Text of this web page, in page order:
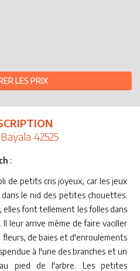
LES PRIX
42525
:
de petits cris joyeux, car les jeux
le nid des petites chouettes.
font tellement les folles dans
leur arrive même de faire vaciller
de baies et d'enroulements
à l'une des branches et un
pied de l'arbre. Les petites